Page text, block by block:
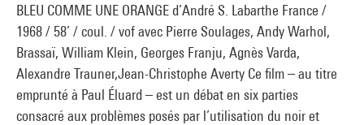
BLEU COMME UNE ORANGE d’André S. Labarthe France /
1968 / 58’ / coul. / vof avec Pierre Soulages, Andy Warhol,
Brassaï, William Klein, Georges Franju, Agnès Varda,
Alexandre Trauner,Jean-Christophe Averty Ce film – au titre
emprunté à Paul Éluard – est un débat en six parties
consacré aux problèmes posés par l’utilisation du noir et